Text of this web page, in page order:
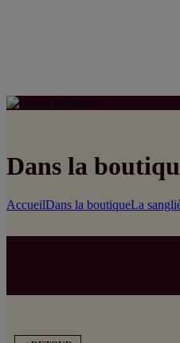
Dans la
AccueilDans la boutiqueLa